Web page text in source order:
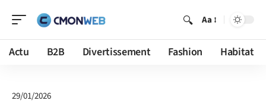
Aa
Actu B2B Divertissement Fashion Habitat
29/01/2026